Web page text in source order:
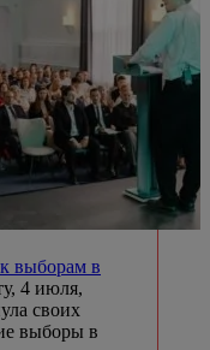
выборам в
4 июля,
своих
выборы в